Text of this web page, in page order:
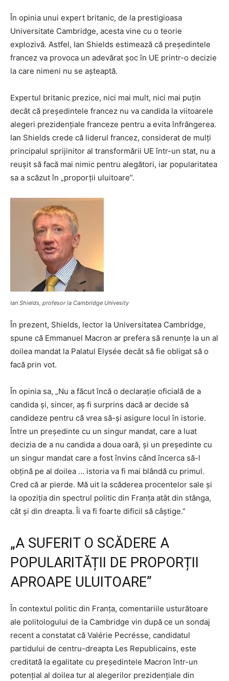
În opinia unui expert britanic, de la prestigioasa
Universitate Cambridge, acesta vine cu o teorie
explozivă. Astfel, Ian Shields estimează că președintele
francez va provoca un adevărat șoc în UE printr-o decizie
la care nimeni nu se așteaptă.
Expertul britanic prezice, nici mai mult, nici mai puțin
decât că președintele francez nu va candida la viitoarele
alegeri prezidențiale franceze pentru a evita înfrângerea.
Ian Shields crede că liderul francez, considerat de mulți
principalul sprijinitor al transformării UE într-un stat, nu a
reușit să facă mai nimic pentru alegători, iar popularitatea
sa a scăzut în „proporții uluitoare”.
Ian Shields, profesor la Cambridge Univesity
În prezent, Shields, lector la Universitatea Cambridge,
spune că Emmanuel Macron ar prefera să renunțe la un al
doilea mandat la Palatul Elysée decât să fie obligat să o
facă prin vot.
În opinia sa, „Nu a făcut încă o declarație oficială de a
candida și, sincer, aș fi surprins dacă ar decide să
candideze pentru că vrea să-și asigure locul în istorie.
Între un președinte cu un singur mandat, care a luat
decizia de a nu candida a doua oară, și un președinte cu
un singur mandat care a fost învins când încerca să-l
obțină pe al doilea … istoria va fi mai blândă cu primul.
Cred că ar pierde. Mă uit la scăderea procentelor sale și
la opoziția din spectrul politic din Franța atât din stânga,
cât și din dreapta. Îi va fi foarte dificil să câștige.”
„A SUFERIT O SCĂDERE A
POPULARITĂȚII DE PROPORȚII
APROAPE ULUITOARE”
În contextul politic din Franţa, comentariile usturătoare
ale politologului de la Cambridge vin după ce un sondaj
recent a constatat că Valérie Pecrésse, candidatul
partidului de centru-dreapta Les Republicains, este
creditată la egalitate cu președintele Macron într-un
potențial al doilea tur al alegerilor prezidențiale din